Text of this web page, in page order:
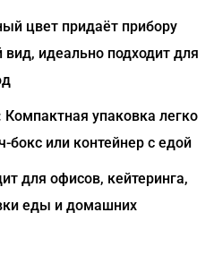
цвет придаёт прибору
идеально подходит для
Компактная упаковка легко
бокс или контейнер с едой
для офисов, кейтеринга,
еды и домашних